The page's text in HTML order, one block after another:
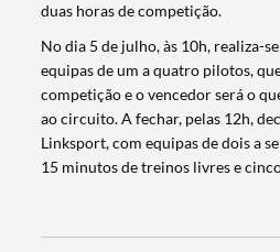
Termo de Pesquisa
duas horas de competição.
No dia 5 de julho, às 10h, realiza-
equipas de um a quatro pilotos,
competição e o vencedor será o
ao circuito. A fechar, pelas 12h,
Linksport, com equipas de dois a
15 minutos de treinos livres e